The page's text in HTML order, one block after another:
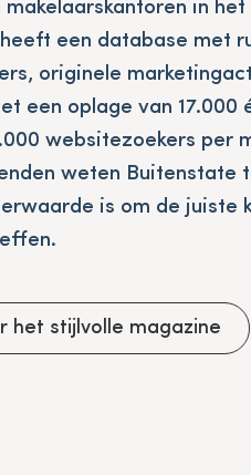
makelaarskantoren in
een database met
originele
een oplage van 17.000
websitezoekers per
weten Buitenstate
is om de juiste
het stijlvolle magazine